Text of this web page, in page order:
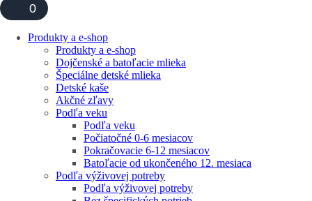
0
Produkty a e-shop
Produkty a e-shop
Dojčenské a batoľacie mlieka
Špeciálne detské mlieka
Detské kaše
Akčné zľavy
Podľa veku
Podľa veku
Počiatočné 0-6 mesiacov
Pokračovacie 6-12 mesiacov
Batoľacie od ukončeného 12. mesiaca
Podľa výživovej potreby
Podľa výživovej potreby